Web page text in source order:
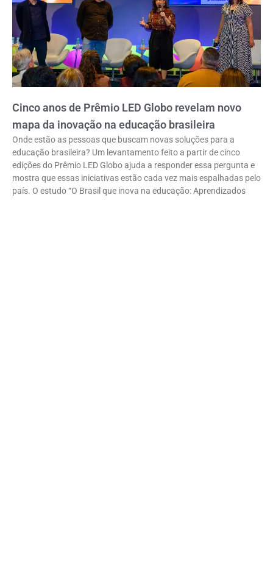
Cinco anos de Prêmio LED Globo revelam novo
mapa da inovação na educação brasileira
Onde estão as pessoas que buscam novas soluções para a
educação brasileira? Um levantamento feito a partir de cinco
edições do Prêmio LED Globo ajuda a responder essa pergunta e
mostra que essas iniciativas estão cada vez mais espalhadas pelo
país. O estudo “O Brasil que inova na educação: Aprendizados